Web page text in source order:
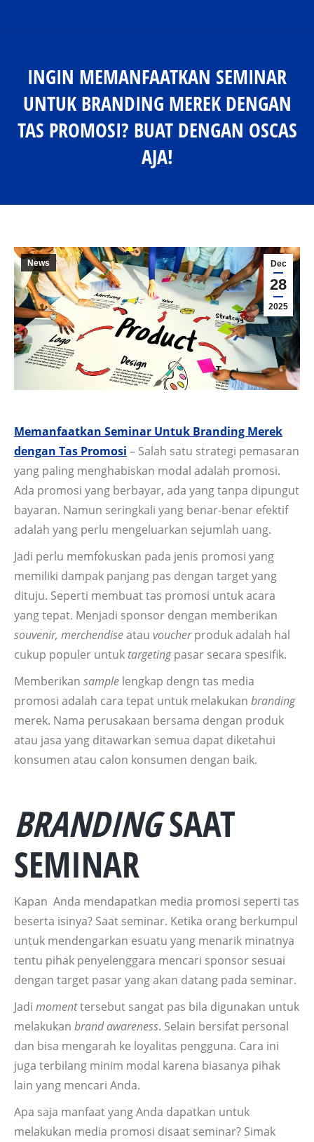
INGIN MEMANFAATKAN SEMINAR
UNTUK BRANDING MEREK DENGAN
TAS PROMOSI? BUAT DENGAN OSCAS
AJA!
Dec
28
2025
News
Memanfaatkan Seminar Untuk Branding Merek
dengan Tas Promosi – Salah satu strategi pemasaran
yang paling menghabiskan modal adalah promosi.
Ada promosi yang berbayar, ada yang tanpa dipungut
bayaran. Namun seringkali yang benar-benar efektif
adalah yang perlu mengeluarkan sejumlah uang.
Jadi perlu memfokuskan pada jenis promosi yang
memiliki dampak panjang pas dengan target yang
dituju. Seperti membuat tas promosi untuk acara
yang tepat. Menjadi sponsor dengan memberikan
souvenir, merchendiseatau voucherproduk adalah hal
cukup populer untuk targetingpasar secara spesifik.
Memberikan sample lengkap dengn tas media
promosi adalah cara tepat untuk melakukan branding
merek. Nama perusakaan bersama dengan produk
atau jasa yang ditawarkan semua dapat diketahui
konsumen atau calon konsumen dengan baik.
BRANDINGSAAT
SEMINAR
Kapan Anda mendapatkan media promosi seperti tas
beserta isinya? Saat seminar. Ketika orang berkumpul
untuk mendengarkan esuatu yang menarik minatnya
tentu pihak penyelenggara mencari sponsor sesuai
dengan target pasar yang akan datang pada seminar.
Jadi momenttersebut sangat pas bila digunakan untuk
melakukan brand awareness. Selain bersifat personal
dan bisa mengarah ke loyalitas pengguna. Cara ini
juga terbilang minim modal karena biasanya pihak
lain yang mencari Anda.
Apa saja manfaat yang Anda dapatkan untuk
melakukan media promosi disaat seminar? Simak